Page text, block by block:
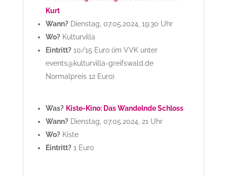
Kurt
Wann?Dienstag, 07.05.2024, 19:30 Uhr
Wo?Kulturvilla
Eintritt?10/15 Euro (im VVK unter
events@kulturvilla-greifswald.de
Normalpreis 12 Euro)
Was? Kiste-Kino: Das Wandelnde Schloss
Wann?Dienstag, 07.05.2024, 21 Uhr
Wo?Kiste
Eintritt?1 Euro